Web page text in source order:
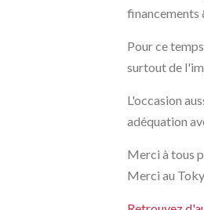
financements
Pour ce
surtout de
L'occasion
adéquation
Merci à tous
Merci au